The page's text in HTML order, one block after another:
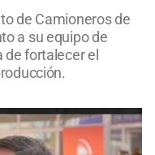
de Camioneros de
a su equipo de
fortalecer el